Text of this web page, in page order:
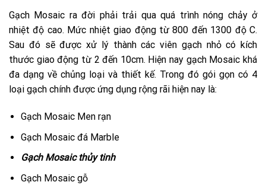
Gạch Mosaic ra đời phải trải qua quá trình nóng chảy ở
nhiệt độ cao. Mức nhiệt giao động từ 800 đến 1300 độ C.
Sau đó sẽ được xử lý thành các viên gạch nhỏ có kích
thước giao động từ 2 đến 10cm. Hiện nay gạch Mosaic khá
đa dạng về chủng loại và thiết kế. Trong đó gói gọn có 4
loại gạch chính được ứng dụng rộng rãi hiện nay là:
Gạch Mosaic Men rạn
Gạch Mosaic đá Marble
Gạch Mosaic thủy tinh
Gạch Mosaic gỗ